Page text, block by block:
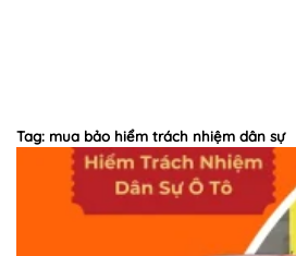
Tag: mua bảo hiểm trách nhiệm dân sự